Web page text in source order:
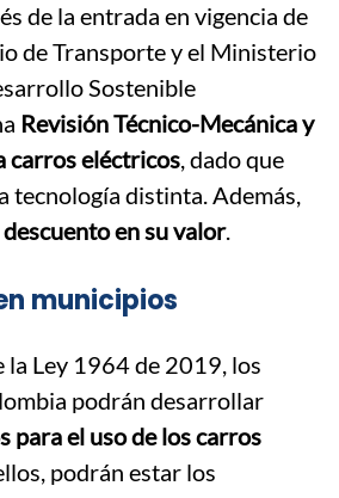
de la entrada en vigencia de
de Transporte y el Ministerio
Sostenible
Revisión Técnico-Mecánica y
carros eléctricos, dado que
tecnología distinta. Además,
en su valor.
municipios
la Ley 1964 de 2019, los
podrán desarrollar
para el uso de los carros
podrán estar los